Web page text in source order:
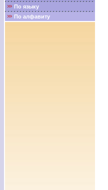
По языку
По алфавиту